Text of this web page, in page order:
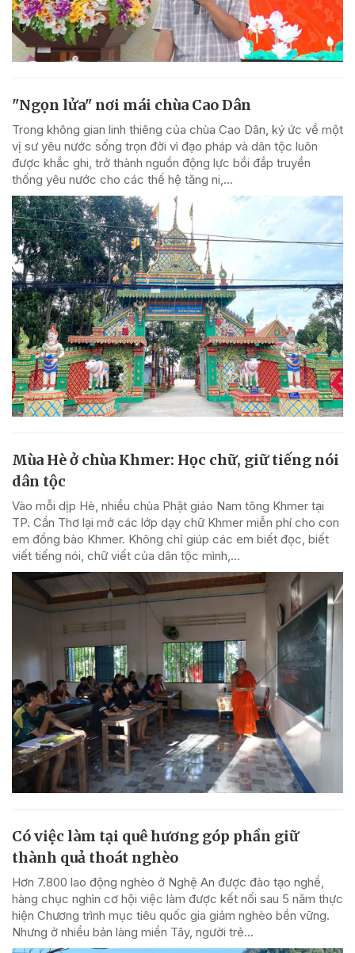
"Ngọn lửa" nơi mái chùa Cao Dân
Trong không gian linh thiêng của chùa Cao Dân, ký ức về một
vị sư yêu nước sống trọn đời vì đạo pháp và dân tộc luôn
được khắc ghi, trở thành nguồn động lực bồi đắp truyền
thống yêu nước cho các thế hệ tăng ni,...
Mùa Hè ở chùa Khmer: Học chữ, giữ tiếng nói
dân tộc
Vào mỗi dịp Hè, nhiều chùa Phật giáo Nam tông Khmer tại
TP. Cần Thơ lại mở các lớp dạy chữ Khmer miễn phí cho con
em đồng bào Khmer. Không chỉ giúp các em biết đọc, biết
viết tiếng nói, chữ viết của dân tộc mình,...
Có việc làm tại quê hương góp phần giữ
thành quả thoát nghèo
Hơn 7.800 lao động nghèo ở Nghệ An được đào tạo nghề,
hàng chục nghìn cơ hội việc làm được kết nối sau 5 năm thực
hiện Chương trình mục tiêu quốc gia giảm nghèo bền vững.
Nhưng ở nhiều bản làng miền Tây, người trẻ...